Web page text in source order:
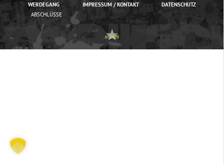
WERDEGANG
ABSCHLÜSSE
IMPRESSUM / KONTAKT DATENSCHUTZ